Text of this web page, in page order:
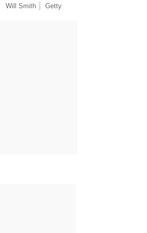
Will Smith Getty